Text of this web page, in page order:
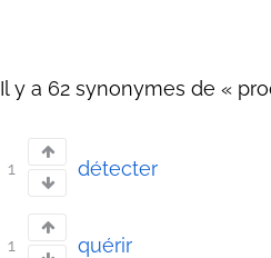
Il y a 62 synonymes de «
1 détecter
1 quérir